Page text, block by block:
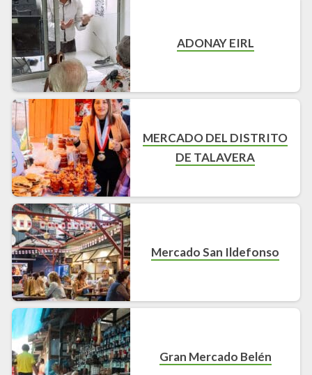
ADONAY EIRL
MERCADO DEL DISTRITO
DE TALAVERA
Mercado San Ildefonso
Gran Mercado Belén